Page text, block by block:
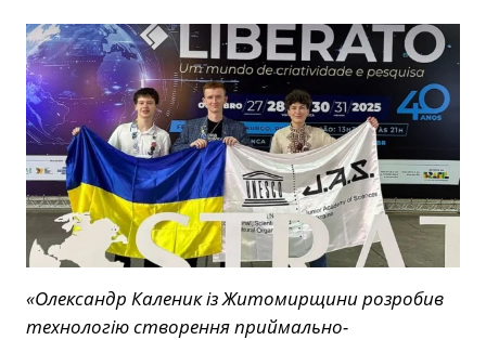
«Олександр Каленик із Житомирщини розробив
технологію створення приймально-